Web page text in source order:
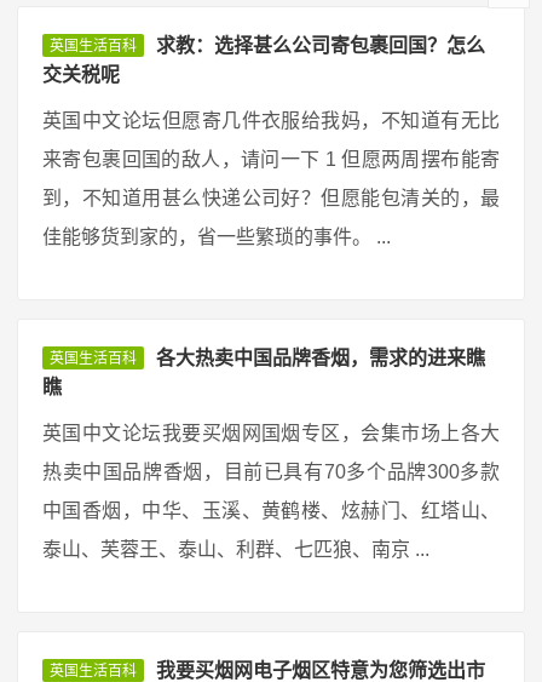
英国生活百科
求教：选择甚么公司寄包裹回国？怎么
交关税呢
英国中文论坛但愿寄几件衣服给我妈，不知道有无比
来寄包裹回国的敌人，请问一下 1 但愿两周摆布能寄
到，不知道用甚么快递公司好？但愿能包清关的，最
佳能够货到家的，省一些繁琐的事件。 ...
英国生活百科
各大热卖中国品牌香烟，需求的进来瞧
瞧
英国中文论坛我要买烟网国烟专区，会集市场上各大
热卖中国品牌香烟，目前已具有70多个品牌300多款
中国香烟，中华、玉溪、黄鹤楼、炫赫门、红塔山、
泰山、芙蓉王、泰山、利群、七匹狼、南京 ...
英国生活百科
我要买烟网电子烟区特意为您筛选出市